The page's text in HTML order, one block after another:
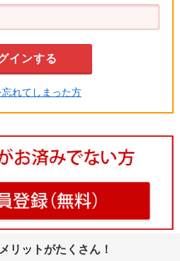
れてしまった方
リットがたくさん！